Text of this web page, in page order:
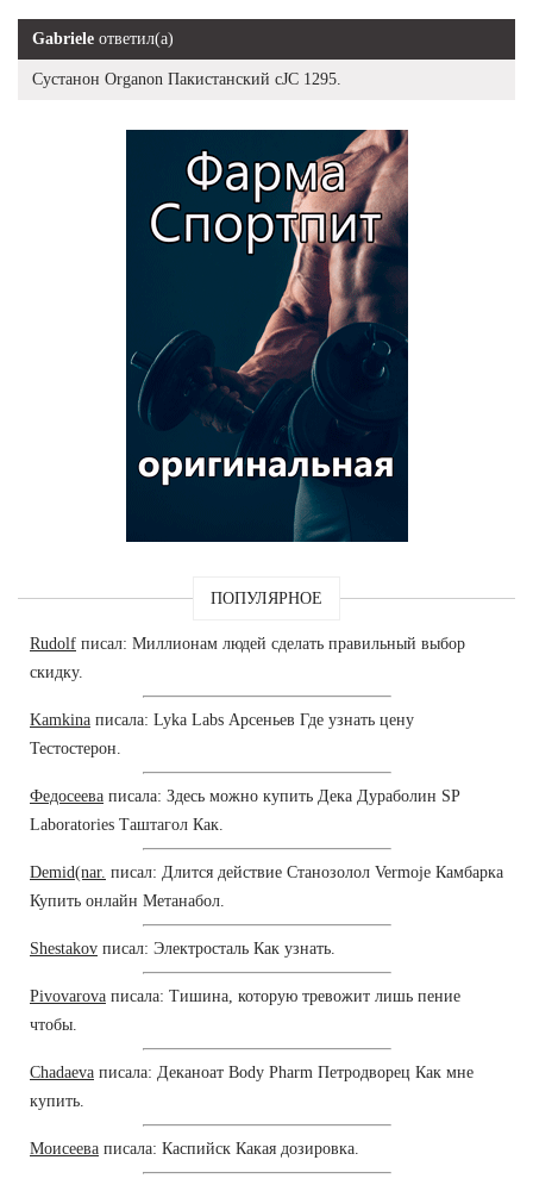
Gabriele ответил(а)
Сустанон Organon Пакистанский cJC 1295.
ПОПУЛЯРНОЕ
Rudolf писал: Миллионам людей сделать правильный выбор
скидку.
Kamkina писала: Lyka Labs Арсеньев Где узнать цену
Тестостерон.
Федосеева писала: Здесь можно купить Дека Дураболин SP
Laboratories Таштагол Как.
Demid(nar. писал: Длится действие Станозолол Vermoje Камбарка
Купить онлайн Метанабол.
Shestakov писал: Электросталь Как узнать.
Pivovarova писала: Тишина, которую тревожит лишь пение
чтобы.
Chadaeva писала: Деканоат Body Pharm Петродворец Как мне
купить.
Моисеева писала: Каспийск Какая дозировка.